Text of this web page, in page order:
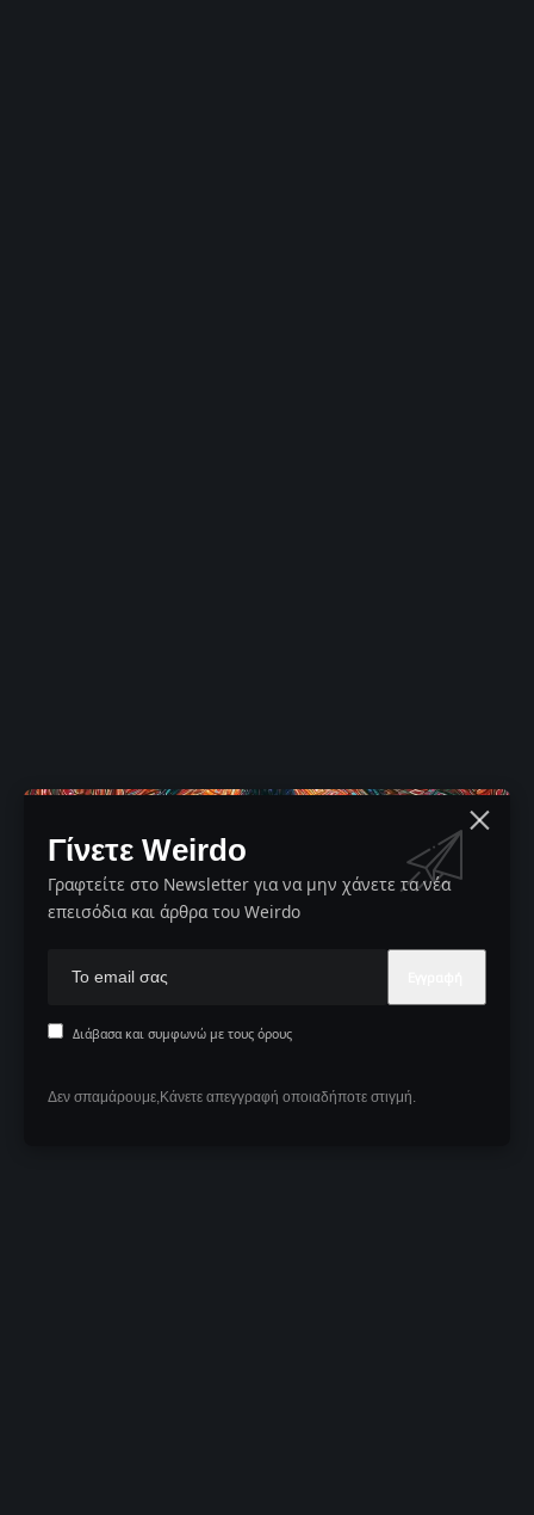
Γίνετε Weirdo
Γραφτείτε στο Newsletter για να μην χάνετε τα νέα
επεισόδια και άρθρα του Weirdo
Διάβασα και συμφωνώ με τους όρους
Δεν σπαμάρουμε,Κάνετε απεγγραφή οποιαδήποτε στιγμή.